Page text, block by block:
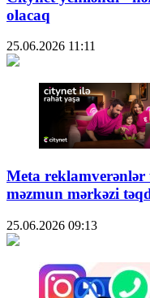
olacaq
25.06.2026 11:11
Meta reklamverənlər
məzmun mərkəzi
25.06.2026 09:13